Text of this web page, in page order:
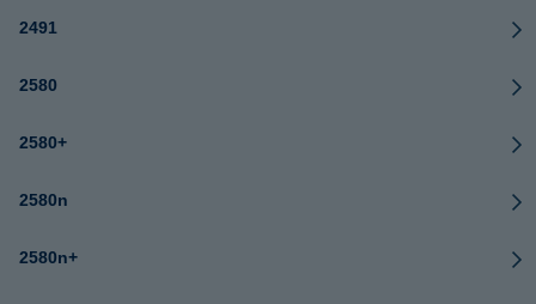
2491
2580
2580+
2580n
2580n+